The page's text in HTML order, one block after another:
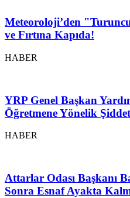
Meteoroloji’den
ve Fırtına Kapıda!
HABER
YRP Genel Başkan
Öğretmene Yönelik
HABER
Attarlar Odası Başkanı
Sonra Esnaf Ayakta